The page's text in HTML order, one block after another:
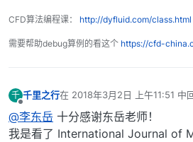
CFD算法编程课： http://dyfluid.com/class.html
需要帮助debug算例的看这个 https://cfd-
千 千里之行在 2018年3月2日 上午11:51 中
最后由 编辑
@李东岳 十分感谢东岳老师！
我是看了 International Journal of